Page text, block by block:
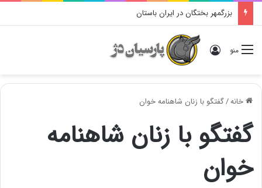
بزرگمهر بختگان در ایران باستان
منو ورود
خانه/گفتگو با زنان شاهنامه خوان
گفتگو با زنان شاهنامه
خوان